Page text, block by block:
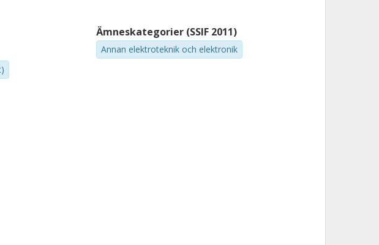
Ämneskategorier (SSIF 2011)
Annan elektroteknik och elektronik